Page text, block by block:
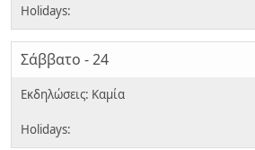
Σάββατο - 24